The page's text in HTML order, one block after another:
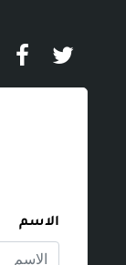
الاسم